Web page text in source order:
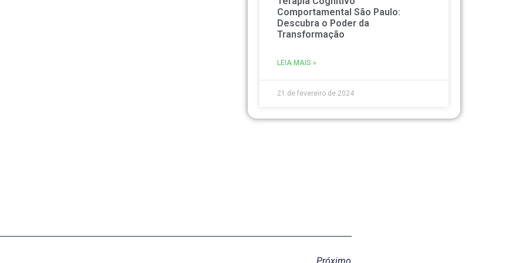
Comportamental São Paulo:
Descubra o Poder da
Transformação
LEIA MAIS »
21 de fevereiro de 2024